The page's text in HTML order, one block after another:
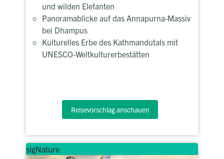
und wilden Elefanten
Panoramablicke auf das Annapurna-Massiv
bei Dhampus
Kulturelles Erbe des Kathmandutals mit
UNESCO-Weltkulturerbestätten
Reisevorschlag anschauen
sigNature